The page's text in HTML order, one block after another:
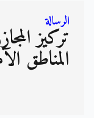
الرسالة
تركيز
المناطق